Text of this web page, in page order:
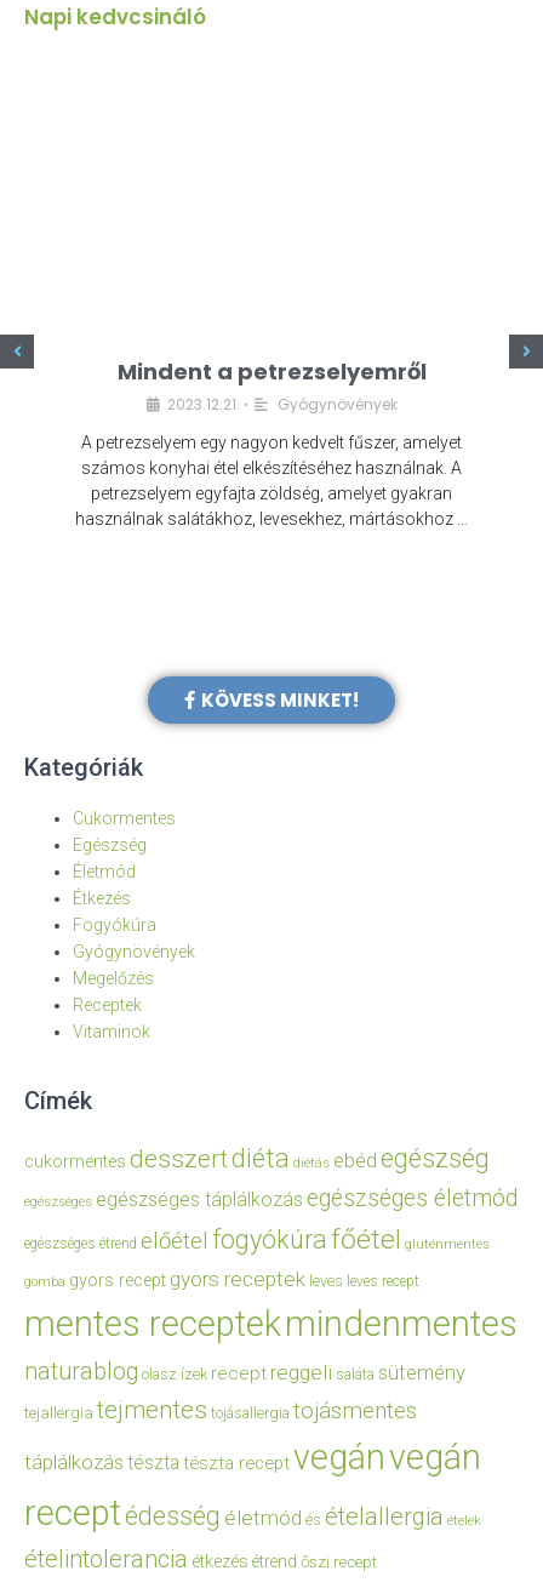
Napi kedvcsináló
Mindent a petrezselyemről
2023.12.21. • Gyógynövények
A petrezselyem egy nagyon kedvelt fűszer, amelyet
számos konyhai étel elkészítéséhez használnak. A
petrezselyem egyfajta zöldség, amelyet gyakran
használnak salátákhoz, levesekhez, mártásokhoz …
KÖVESS MINKET!
Kategóriák
Cukormentes
Egészség
Életmód
Étkezés
Fogyókúra
Gyógynövények
Megelőzés
Receptek
Vitaminok
Címék
cukormentes desszertdiéta diétás ebéd egészség
egészséges egészséges táplálkozás egészséges életmód
egészséges étrend előétel fogyókúrafőétel gluténmentes
gomba gyors recept gyors receptek leves leves recept
mentes receptekmindenmentes
naturablog olasz ízek recept reggeli saláta sütemény
tejallergia tejmentes tojásallergia tojásmentes
táplálkozás tészta tészta receptvegánvegán
receptédesség életmód és ételallergia ételek
ételintolerancia étkezés étrend őszi recept